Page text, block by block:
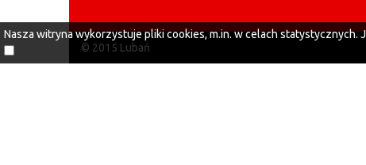
© 2015 Lubań
Nasza witryna wykorzystuje pliki cookies, m.in. w celach